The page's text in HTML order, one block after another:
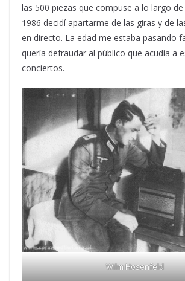
las 500 piezas que compuse a lo largo de
1986 decidí apartarme de las giras y de
en directo. La edad me estaba pasando
quería defraudar al público que acudía a
conciertos.
Wilm Hosenfeld